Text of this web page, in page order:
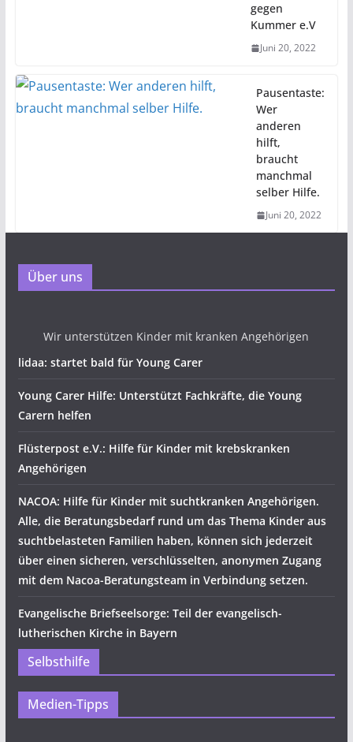
gegen
Kummer e.V
Juni 20, 2022
Pausentaste:
Wer
anderen
hilft,
braucht
manchmal
selber Hilfe.
Juni 20, 2022
Über uns
Wir unterstützen Kinder mit kranken Angehörigen
lidaa: startet bald für Young Carer
Young Carer Hilfe: Unterstützt Fachkräfte, die Young
Carern helfen
Flüsterpost e.V.: Hilfe für Kinder mit krebskranken
Angehörigen
NACOA: Hilfe für Kinder mit suchtkranken Angehörigen.
Alle, die Beratungsbedarf rund um das Thema Kinder aus
suchtbelasteten Familien haben, können sich jederzeit
über einen sicheren, verschlüsselten, anonymen Zugang
mit dem Nacoa-Beratungsteam in Verbindung setzen.
Evangelische Briefseelsorge: Teil der evangelisch-
lutherischen Kirche in Bayern
Selbsthilfe
Medien-Tipps